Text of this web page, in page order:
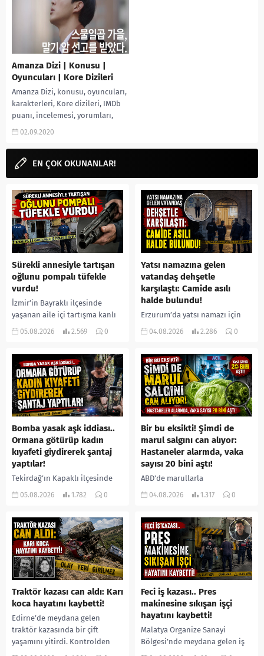
Amanza Dizi | Konusu |
Oyuncuları | Kore Dizileri
Amanza Dizi, konusu, oyuncuları,
karakterleri, Kore dizileri, IMDb
puanı, incelemesi, yorumları,
Ekşi, fragmanı, (아만자) izle gibi
yanıt...
02.09.2020
EN ÇOK OKUNANLAR!
Sürekli annesiyle tartışan
oğlunu pompalı tüfekle
vurdu!
İzmir’in Bayraklı ilçesinde
yaşanan aile içi tartışma kanlı
bitti. İddiaya göre, uzun süredir
05.08.2026 2.569 0
Yatsı namazına gelen
vatandaş dehşetle
karşılaştı: Camide asılı
halde bulundu!
Erzurum’da yatsı namazı için
camiye gelen bir vatandaş,
yerine sevk edilen...
04.08.2026 2.286 0
Bomba yasak aşk iddiası..
Ormana götürüp kadın
kıyafeti giydirerek şantaj
yaptılar!
Tekirdağ’ın Kapaklı ilçesinde
bir kişiyi, arkadaşının eşiyle
kadın kıyafetleri giydirdiği,
özür videosu çektirip...
05.08.2026 1.782 0
Bir bu eksikti! Şimdi de
marul salgını can alıyor:
Hastaneler alarmda, vaka
sayısı 20 bini aştı!
ABD’de marullarla
ilişkilendirilen siklospora
salgında vaka sayısının 20 bini
aştığı belirtilirken, sağlık...
04.08.2026 1.317 0
Traktör kazası can aldı: Karı
koca hayatını kaybetti!
Edirne’de meydana gelen
traktör kazasında bir çift
yaşamını yitirdi. Kontrolden
çıkarak devrilen traktörün
Feci iş kazası.. Pres
makinesine sıkışan işçi
hayatını kaybetti!
Malatya Organize Sanayi
Bölgesi’nde meydana gelen iş
kazasında, pres makinesine